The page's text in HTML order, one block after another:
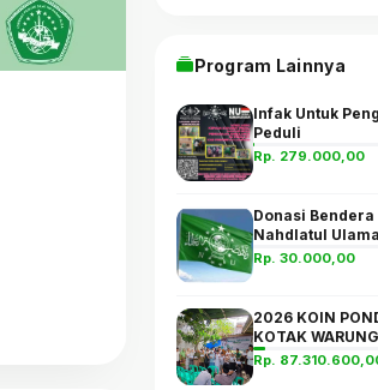
Program Lainnya
Infak Untuk
Peduli
Rp. 279.000,00
Donasi Bendera
Nahdlatul Ulama
Rp. 30.000,00
2026 KOIN
KOTAK WARUNG
Rp.